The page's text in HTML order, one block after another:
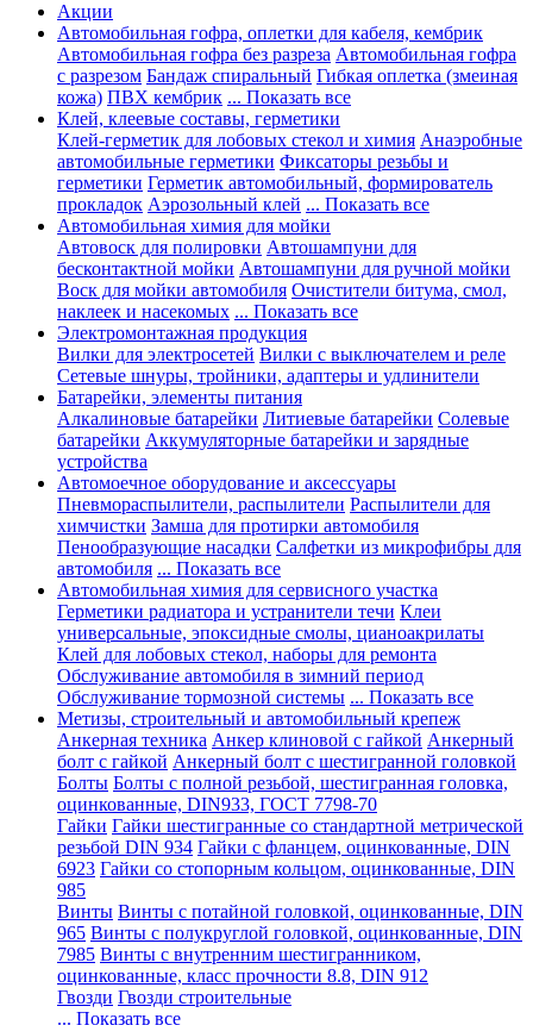
Акции
Автомобильная гофра, оплетки для кабеля, кембрик
Автомобильная гофра без разреза Автомобильная гофра
с разрезом Бандаж спиральный Гибкая оплетка (змеиная
кожа) ПВХ кембрик ... Показать все
Клей, клеевые составы, герметики
Клей-герметик для лобовых стекол и химия Анаэробные
автомобильные герметики Фиксаторы резьбы и
герметики Герметик автомобильный, формирователь
прокладок Аэрозольный клей ... Показать все
Автомобильная химия для мойки
Автовоск для полировки Автошампуни для
бесконтактной мойки Автошампуни для ручной мойки
Воск для мойки автомобиля Очистители битума, смол,
наклеек и насекомых ... Показать все
Электромонтажная продукция
Вилки для электросетей Вилки с выключателем и реле
Сетевые шнуры, тройники, адаптеры и удлинители
Батарейки, элементы питания
Алкалиновые батарейки Литиевые батарейки Солевые
батарейки Аккумуляторные батарейки и зарядные
устройства
Автомоечное оборудование и аксессуары
Пневмораспылители, распылители Распылители для
химчистки Замша для протирки автомобиля
Пенообразующие насадки Салфетки из микрофибры для
автомобиля ... Показать все
Автомобильная химия для сервисного участка
Герметики радиатора и устранители течи Клеи
универсальные, эпоксидные смолы, цианоакрилаты
Клей для лобовых стекол, наборы для ремонта
Обслуживание автомобиля в зимний период
Обслуживание тормозной системы ... Показать все
Метизы, строительный и автомобильный крепеж
Анкерная техника Анкер клиновой с гайкой Анкерный
болт с гайкой Анкерный болт с шестигранной головкой
Болты Болты с полной резьбой, шестигранная головка,
оцинкованные, DIN933, ГОСТ 7798-70
Гайки Гайки шестигранные со стандартной метрической
резьбой DIN 934 Гайки с фланцем, оцинкованные, DIN
6923 Гайки со стопорным кольцом, оцинкованные, DIN
985
Винты Винты с потайной головкой, оцинкованные, DIN
965 Винты с полукруглой головкой, оцинкованные, DIN
7985 Винты с внутренним шестигранником,
оцинкованные, класс прочности 8.8, DIN 912
Гвозди Гвозди строительные
... Показать все